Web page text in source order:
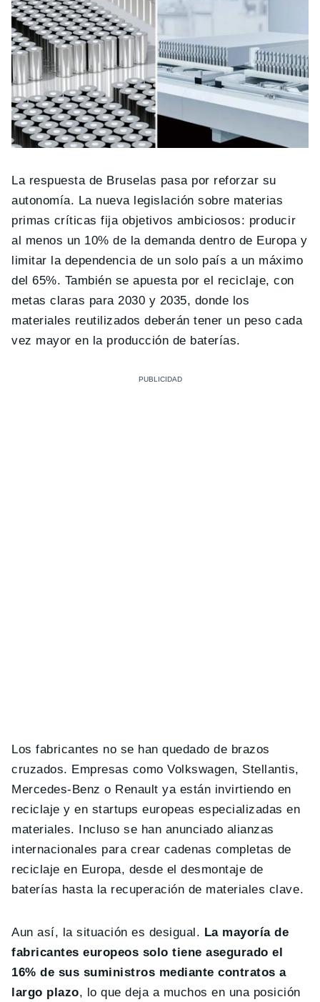
La respuesta de Bruselas pasa por reforzar su
autonomía. La nueva legislación sobre materias
primas críticas fija objetivos ambiciosos: producir
al menos un 10% de la demanda dentro de Europa y
limitar la dependencia de un solo país a un máximo
del 65%. También se apuesta por el reciclaje, con
metas claras para 2030 y 2035, donde los
materiales reutilizados deberán tener un peso cada
vez mayor en la producción de baterías.
Los fabricantes no se han quedado de brazos
cruzados. Empresas como Volkswagen, Stellantis,
Mercedes-Benz o Renault ya están invirtiendo en
reciclaje y en startups europeas especializadas en
materiales. Incluso se han anunciado alianzas
internacionales para crear cadenas completas de
reciclaje en Europa, desde el desmontaje de
baterías hasta la recuperación de materiales clave.
Aun así, la situación es desigual. La mayoría de
fabricantes europeos solo tiene asegurado el
16% de sus suministros mediante contratos a
largo plazo, lo que deja a muchos en una posición